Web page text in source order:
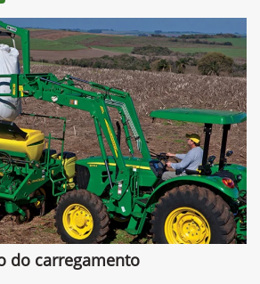
do carregamento